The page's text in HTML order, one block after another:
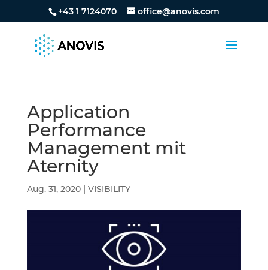
+43 1 7124070 office@anovis.com
Application
Performance
Management mit
Aternity
Aug. 31, 2020| VISIBILITY